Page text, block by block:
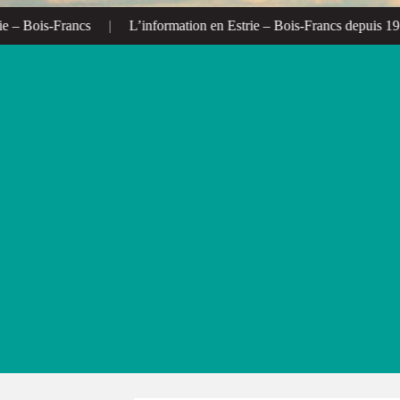
Francs | L’information en Estrie – Bois-Francs depuis 1972